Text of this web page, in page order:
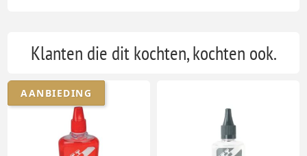
Klanten die dit kochten, kochten ook.
AANBIEDING